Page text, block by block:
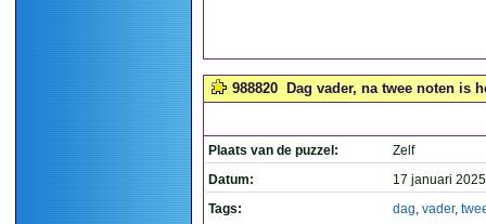
988820 Dag vader, na twee noten is
Plaats van de puzzel:
Zelf
Datum:
17 januari
Tags:
dag, vader,